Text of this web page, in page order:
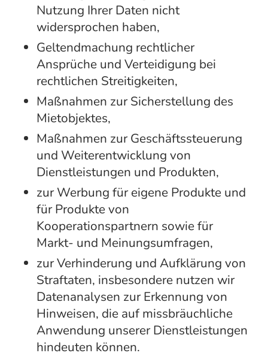
Nutzung Ihrer Daten nicht
widersprochen haben,
Geltendmachung rechtlicher
Ansprüche und Verteidigung bei
rechtlichen Streitigkeiten,
Maßnahmen zur Sicherstellung des
Mietobjektes,
Maßnahmen zur Geschäftssteuerung
und Weiterentwicklung von
Dienstleistungen und Produkten,
zur Werbung für eigene Produkte und
für Produkte von
Kooperationspartnern sowie für
Markt- und Meinungsumfragen,
zur Verhinderung und Aufklärung von
Straftaten, insbesondere nutzen wir
Datenanalysen zur Erkennung von
Hinweisen, die auf missbräuchliche
Anwendung unserer Dienstleistungen
hindeuten können.